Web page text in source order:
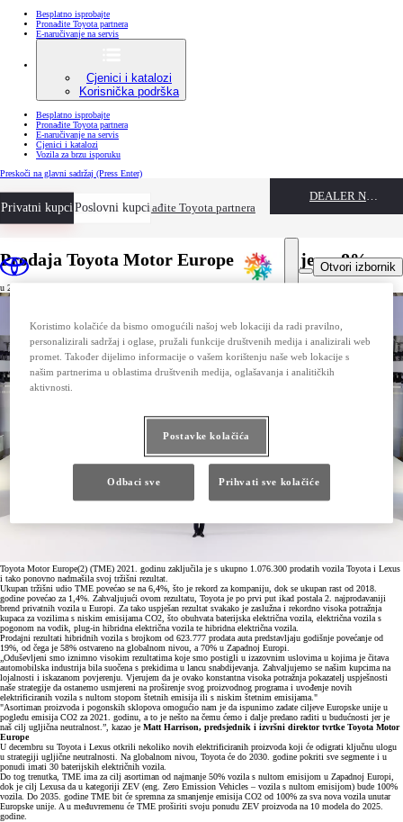
Besplatno isprobajte
Pronađite Toyota partnera
E-naručivanje na servis
Cjenici i katalozi
Korisnička podrška
Besplatno isprobajte
Pronađite Toyota partnera
E-naručivanje na servis
Cjenici i katalozi
Vozila za brzu isporuku
Preskoči na glavni sadržaj (Press Enter)
Privatni kupciPoslovni kupci
Besplatno isprobajte Pronađite Toyota partnera
DEALER NAME
Otvori izbornik
Prodaja Toyota Motor Europe porasla je za 8%
u 2021. godini i dostigla rekordan tržišni udio od 6,4%
Toyota Motor Europe(2) (TME) 2021. godinu zaključila je s ukupno 1.076.300 prodatih vozila Toyota i Lexus
i tako ponovno nadmašila svoj tržišni rezultat.
Ukupan tržišni udio TME povećao se na 6,4%, što je rekord za kompaniju, dok se ukupan rast od 2018.
godine povećao za 1,4%. Zahvaljujući ovom rezultatu, Toyota je po prvi put ikad postala 2. najprodavaniji
brend privatnih vozila u Europi. Za tako uspješan rezultat svakako je zaslužna i rekordno visoka potražnja
kupaca za vozilima s niskim emisijama CO2, što obuhvata baterijska električna vozila, električna vozila s
pogonom na vodik, plug-in hibridna električna vozila te hibridna električna vozila.
Prodajni rezultati hibridnih vozila s brojkom od 623.777 prodata auta predstavljaju godišnje povećanje od
19%, od čega je 58% ostvareno na globalnom nivou, a 70% u Zapadnoj Europi.
„Oduševljeni smo iznimno visokim rezultatima koje smo postigli u izazovnim uslovima u kojima je čitava
automobilska industrija bila suočena s prekidima u lancu snabdijevanja. Zahvaljujemo se našim kupcima na
lojalnosti i iskazanom povjerenju. Vjerujem da je ovako konstantna visoka potražnja pokazatelj uspješnosti
naše strategije da ostanemo usmjereni na proširenje svog proizvodnog programa i uvođenje novih
elektrificiranih vozila s nultom stopom štetnih emisija ili s niskim štetnim emisijama."
"Asortiman proizvoda i pogonskih sklopova omogućio nam je da ispunimo zadate ciljeve Europske unije u
pogledu emisija CO2 za 2021. godinu, a to je nešto na čemu ćemo i dalje predano raditi u budućnosti jer je
naš cilj ugljična neutralnost.”, kazao je Matt Harrison, predsjednik i izvršni direktor tvrtke Toyota Motor
Europe
U decembru su Toyota i Lexus otkrili nekoliko novih elektrificiranih proizvoda koji će odigrati ključnu ulogu
u strategiji ugljične neutralnosti. Na globalnom nivou, Toyota će do 2030. godine pokriti sve segmente i u
ponudi imati 30 baterijskih električnih vozila.
Do tog trenutka, TME ima za cilj asortiman od najmanje 50% vozila s nultom emisijom u Zapadnoj Europi,
dok je cilj Lexusa da u kategoriji ZEV (eng. Zero Emission Vehicles – vozila s nultom emisijom) bude 100%
vozila. Do 2035. godine TME bit će spremna za smanjenje emisija CO2 od 100% za sva nova vozila unutar
Europske unije. A u međuvremenu će TME proširiti svoju ponudu ZEV proizvoda na 10 modela do 2025.
godine.
Koristimo kolačiće da bismo omogućili našoj web lokaciji da radi pravilno,
personalizirali sadržaj i oglase, pružali funkcije društvenih medija i analizirali web
promet. Također dijelimo informacije o vašem korištenju naše web lokacije s
našim partnerima u oblastima društvenih medija, oglašavanja i analitičkih
aktivnosti.
Postavke kolačića
Odbaci sve Prihvati sve kolačiće